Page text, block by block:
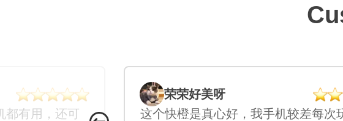
都有用，还可
荣荣好美呀
这个快橙是真心好，我手机较差每次